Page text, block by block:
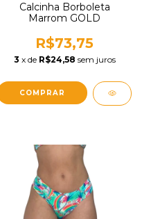
Calcinha Borboleta
Marrom GOLD
R$73,75
3 x de R$24,58 sem juros
COMPRAR